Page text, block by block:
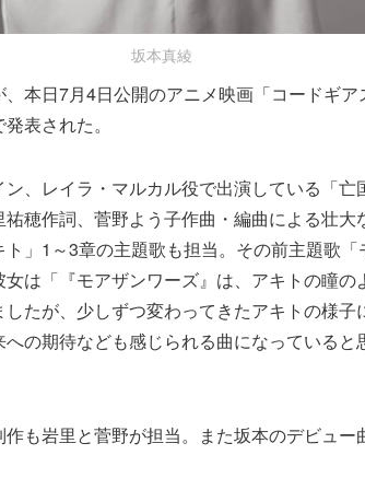
坂本真綾
本日7月4日公開のアニメ映画「コードギ
表された。
ン、レイラ・マルカル役で出演している「
穂作詞、菅野よう子作曲・編曲による壮大
」1～3章の主題歌も担当。その前主題歌「
は「『モアザンワーズ』は、アキトの瞳の
たが、少しずつ変わってきたアキトの様子
への期待なども感じられる曲になっていると
も岩里と菅野が担当。また坂本のデビュー